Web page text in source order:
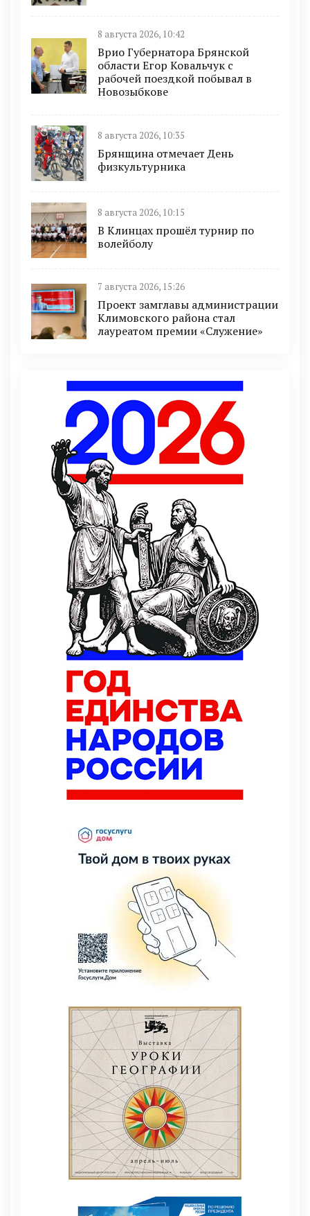
8 августа 2026, 10:42
Врио Губернатора Брянской
области Егор Ковальчук с
рабочей поездкой побывал в
Новозыбкове
8 августа 2026, 10:35
Брянщина отмечает День
физкультурника
8 августа 2026, 10:15
В Клинцах прошёл турнир по
волейболу
7 августа 2026, 15:26
Проект замглавы администрации
Климовского района стал
лауреатом премии «Служение»